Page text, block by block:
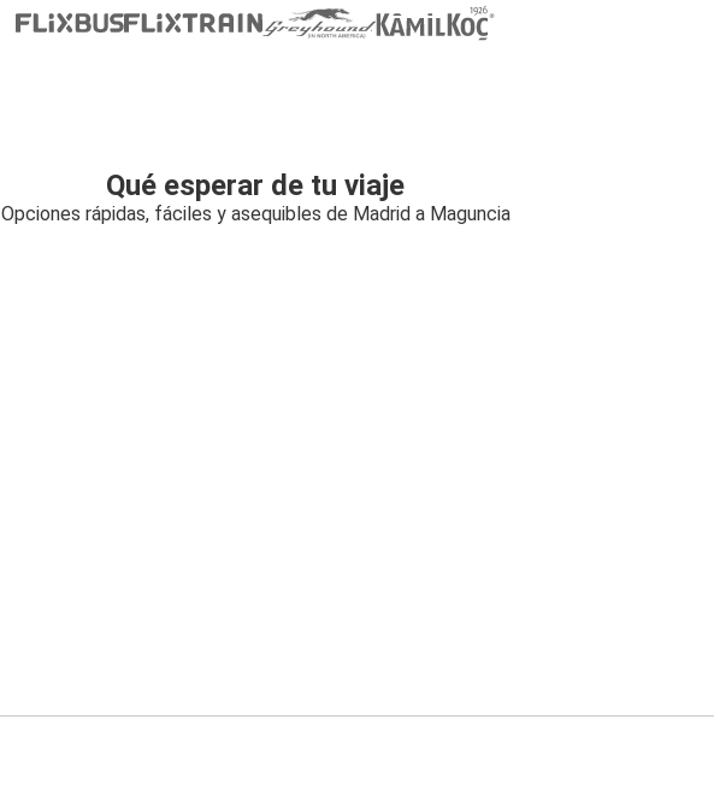
Qué esperar de tu viaje
Opciones rápidas, fáciles y asequibles de Madrid a Maguncia